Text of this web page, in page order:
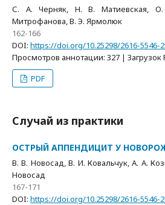
С. А. Черняк, Н. В. Матиевская,
Митрофанова, В. Э. Ярмолюк
162-166
DOI: https://doi.org/10.25298/2616-5546-
Просмотров аннотации: 327 | Загрузок
PDF
Случай из практики
ОСТРЫЙ АППЕНДИЦИТ У
В. В. Новосад, В. И. Ковальчук, А. А.
Новосад
167-171
DOI: https://doi.org/10.25298/2616-5546-